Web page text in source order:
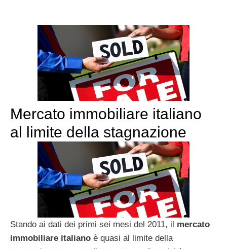
Mercato immobiliare italiano
al limite della stagnazione
Stando ai dati dei primi sei mesi del 2011, il mercato
immobiliare italiano è quasi al limite della